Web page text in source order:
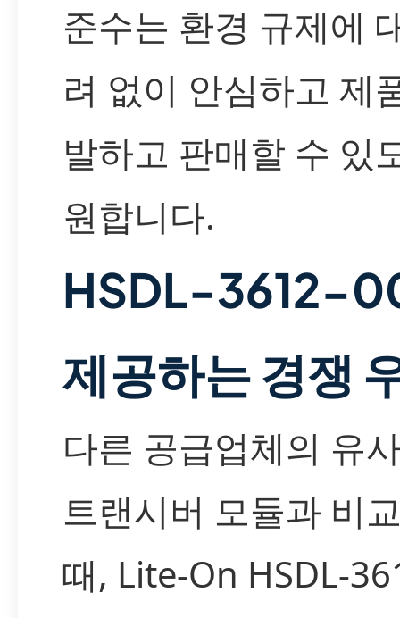
준수는 환경 규제에
려 없이 안심하고 제
발하고 판매할 수 있
원합니다.
HSDL-3612-
제공하는 경쟁
다른 공급업체의 유
트랜시버 모듈과 비
때, Lite-On HSDL-